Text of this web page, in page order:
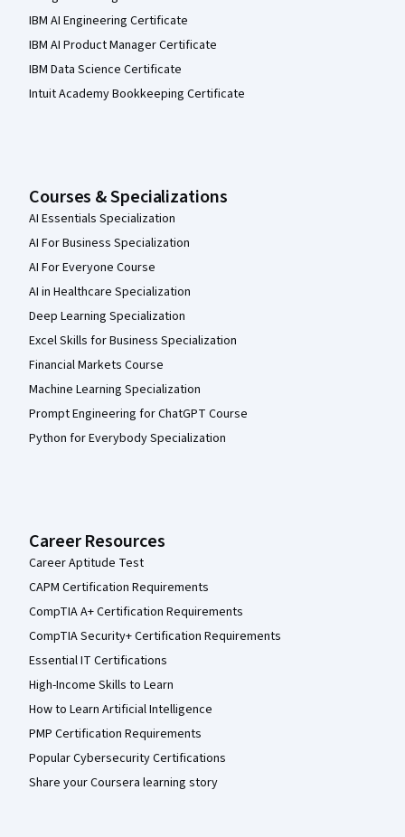
IBM AI Engineering Certificate
IBM AI Product Manager Certificate
IBM Data Science Certificate
Intuit Academy Bookkeeping Certificate
Courses & Specializations
AI Essentials Specialization
AI For Business Specialization
AI For Everyone Course
AI in Healthcare Specialization
Deep Learning Specialization
Excel Skills for Business Specialization
Financial Markets Course
Machine Learning Specialization
Prompt Engineering for ChatGPT Course
Python for Everybody Specialization
Career Resources
Career Aptitude Test
CAPM Certification Requirements
CompTIA A+ Certification Requirements
CompTIA Security+ Certification Requirements
Essential IT Certifications
High-Income Skills to Learn
How to Learn Artificial Intelligence
PMP Certification Requirements
Popular Cybersecurity Certifications
Share your Coursera learning story